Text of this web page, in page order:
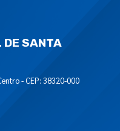
DE SANTA
- CEP: 38320-000